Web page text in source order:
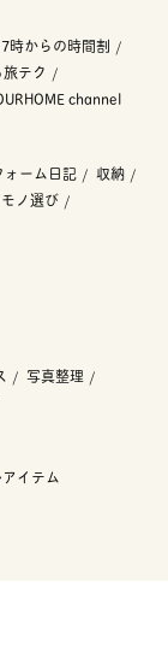
時からの時間割
テク
channel
ォーム日記
収納
モノ選び
写真整理
イテム